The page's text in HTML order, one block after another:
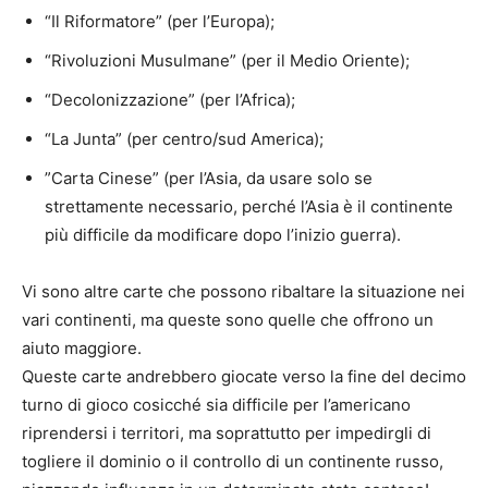
“Il Riformatore” (per l’Europa);
“Rivoluzioni Musulmane” (per il Medio Oriente);
“Decolonizzazione” (per l’Africa);
“La Junta” (per centro/sud America);
”Carta Cinese” (per l’Asia, da usare solo se
strettamente necessario, perché l’Asia è il continente
più difficile da modificare dopo l’inizio guerra).
Vi sono altre carte che possono ribaltare la situazione nei
vari continenti, ma queste sono quelle che offrono un
aiuto maggiore.
Queste carte andrebbero giocate verso la fine del decimo
turno di gioco cosicché sia difficile per l’americano
riprendersi i territori, ma soprattutto per impedirgli di
togliere il dominio o il controllo di un continente russo,